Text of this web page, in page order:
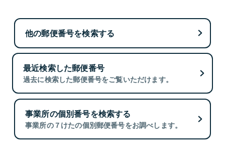
他の郵便番号を検索する
最近検索した郵便番号
過去に検索した郵便番号をご覧いただけます。
事業所の個別番号を検索する
事業所の７けたの個別郵便番号をお調べします。